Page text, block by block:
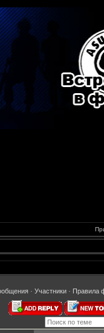
· Участники · Правила